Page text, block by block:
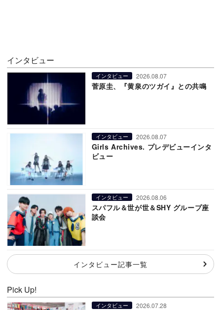
インタビュー
インタビュー 2026.08.07
菅原圭、『黄泉のツガイ』との共鳴
インタビュー 2026.08.07
Girls Archives. プレデビューインタ
ビュー
インタビュー 2026.08.06
スパフル＆世が世＆SHY グループ座
談会
インタビュー記事一覧
Pick Up!
インタビュー 2026.07.28